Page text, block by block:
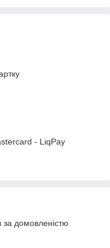
- LiqPay
домовленістю